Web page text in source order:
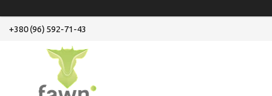
+380 (96) 592-71-43